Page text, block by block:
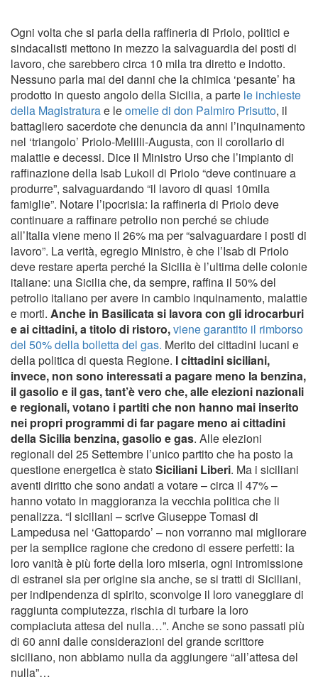
Ogni volta che si parla della raffineria di Priolo, politici e
sindacalisti mettono in mezzo la salvaguardia dei posti di
lavoro, che sarebbero circa 10 mila tra diretto e indotto.
Nessuno parla mai dei danni che la chimica ‘pesante’ ha
prodotto in questo angolo della Sicilia, a parte le inchieste
della Magistraturae leomelie di don Palmiro Prisutto, il
battagliero sacerdote che denuncia da anni l’inquinamento
nel ‘triangolo’ Priolo-Melilli-Augusta, con il corollario di
malattie e decessi. Dice il Ministro Urso che l’impianto di
raffinazione della Isab Lukoil di Priolo “deve continuare a
produrre”, salvaguardando “il lavoro di quasi 10mila
famiglie”. Notare l’ipocrisia: la raffineria di Priolo deve
continuare a raffinare petrolio non perché se chiude
all’Italia viene meno il 26% ma per “salvaguardare i posti di
lavoro”. La verità, egregio Ministro, è che l’Isab di Priolo
deve restare aperta perché la Sicilia è l’ultima delle colonie
italiane: una Sicilia che, da sempre, raffina il 50% del
petrolio italiano per avere in cambio inquinamento, malattie
e morti. Anche in Basilicata si lavora con gli idrocarburi
e ai cittadini, a titolo di ristoro,viene garantito il rimborso
del 50% della bolletta del gas. Merito dei cittadini lucani e
della politica di questa Regione. I cittadini siciliani,
invece, non sono interessati a pagare meno la benzina,
il gasolio e il gas, tant’è vero che, alle elezioni nazionali
e regionali, votano i partiti che non hanno mai inserito
nei propri programmi di far pagare meno ai cittadini
della Sicilia benzina, gasolio e gas. Alle elezioni
regionali del 25 Settembre l’unico partito che ha posto la
questione energetica è statoSiciliani Liberi. Ma i siciliani
aventi diritto che sono andati a votare – circa il 47% –
hanno votato in maggioranza la vecchia politica che li
penalizza. “I siciliani – scrive Giuseppe Tomasi di
Lampedusa nel ‘Gattopardo’ – non vorranno mai migliorare
per la semplice ragione che credono di essere perfetti: la
loro vanità è più forte della loro miseria, ogni intromissione
di estranei sia per origine sia anche, se si tratti di Siciliani,
per indipendenza di spirito, sconvolge il loro vaneggiare di
raggiunta compiutezza, rischia di turbare la loro
compiaciuta attesa del nulla…”. Anche se sono passati più
di 60 anni dalle considerazioni del grande scrittore
siciliano, non abbiamo nulla da aggiungere “all’attesa del
nulla”…